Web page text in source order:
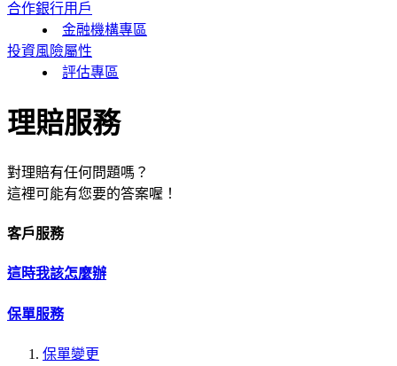
合作銀行用戶
金融機構專區
投資風險屬性
評估專區
理賠服務
對理賠有任何問題嗎？
這裡可能有您要的答案喔！
客戶服務
這時我該怎麼辦
保單服務
保單變更